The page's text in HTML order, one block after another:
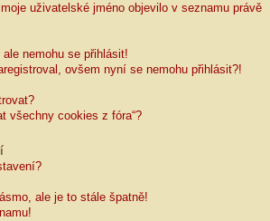
uživatelské jméno objevilo v seznamu právě
nemohu se přihlásit!
ovšem nyní se nemohu přihlásit?!
všechny cookies z fóra“?
ale je to stále špatně!